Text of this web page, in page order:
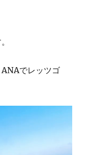
でレッツゴ